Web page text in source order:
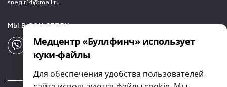
snegir.14@mail.ru
МЫ В СОЦ.СЕТЯХ
Медцентр «Буллфинч» использует
куки-файлы
Для обеспечения удобства пользователей